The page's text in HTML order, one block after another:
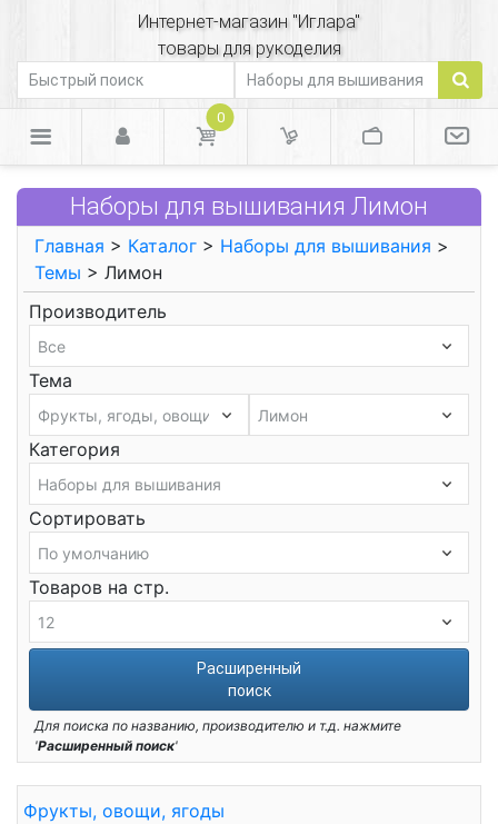
Интернет-магазин "Иглара"
товары для рукоделия
0
Наборы для вышивания Лимон
Главная > Каталог > Наборы для вышивания >
Темы > Лимон
Производитель
Тема
Категория
Сортировать
Товаров на стр.
Расширенный
поиск
Для поиска по названию, производителю и т.д. нажмите
'Расширенный поиск'
Фрукты, овощи, ягоды